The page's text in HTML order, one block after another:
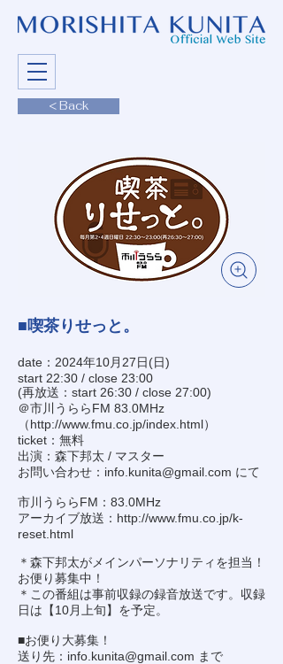
< Back
■喫茶りせっと。
date：2024年10月27日(日)
start 22:30 / close 23:00
(再放送：start 26:30 / close 27:00)
＠市川うららFM 83.0MHz
（http://www.fmu.co.jp/index.html）
ticket：無料
出演：森下邦太 / マスター
お問い合わせ： info.kunita@gmail.com にて
市川うららFM：83.0MHz
アーカイブ放送： http://www.fmu.co.jp/k-
reset.html
＊森下邦太がメインパーソナリティを担当！
お便り募集中！
＊この番組は事前収録の録音放送です。収録
日は【10月上旬】を予定。
■お便り大募集！
送り先： info.kunita@gmail.com まで